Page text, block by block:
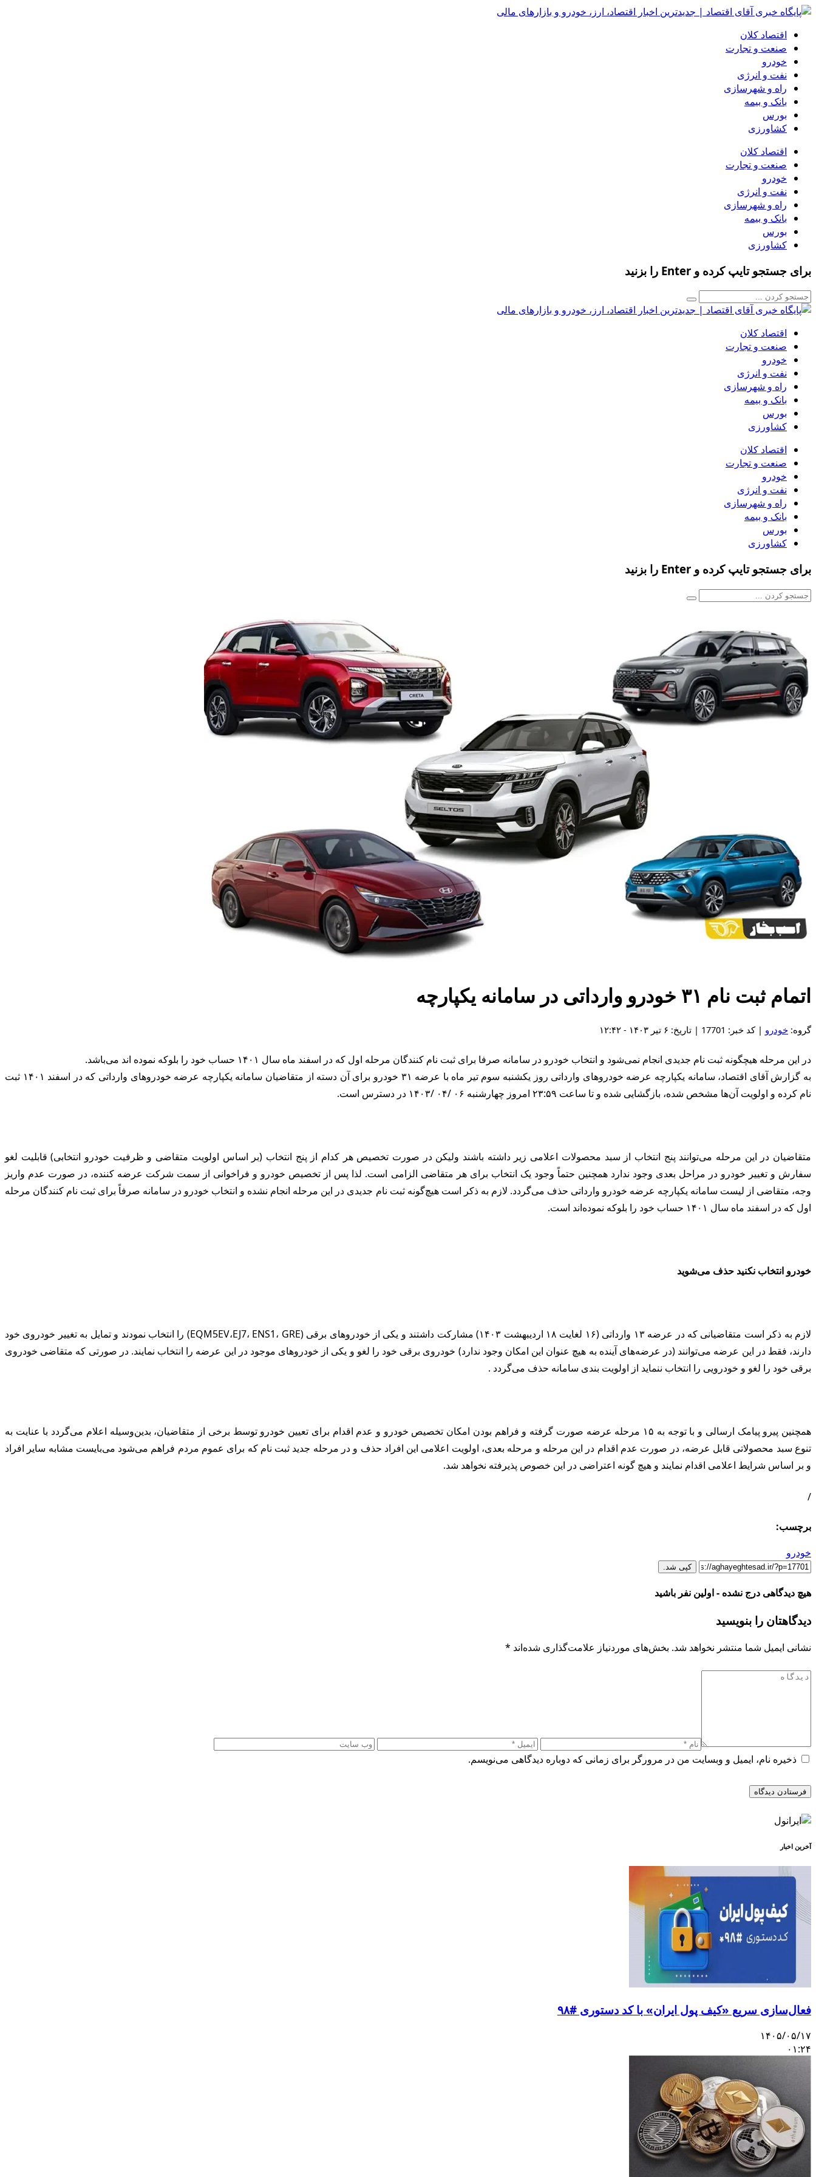
اقتصاد کلان
صنعت و تجارت
خودرو
نفت و انرژی
راه و شهرسازی
بانک و بیمه
بورس
کشاورزی
اقتصاد کلان
صنعت و تجارت
خودرو
نفت و انرژی
راه و شهرسازی
بانک و بیمه
بورس
کشاورزی
برای جستجو تایپ کرده و Enter را بزنید
اقتصاد کلان
صنعت و تجارت
خودرو
نفت و انرژی
راه و شهرسازی
بانک و بیمه
بورس
کشاورزی
اقتصاد کلان
صنعت و تجارت
خودرو
نفت و انرژی
راه و شهرسازی
بانک و بیمه
بورس
کشاورزی
برای جستجو تایپ کرده و Enter را بزنید
اتمام ثبت نام ۳۱ خودرو وارداتی در سامانه یکپارچه
گروه: خودرو | کد خبر: 17701 | تاریخ: ۶ تیر ۱۴۰۳ - ۱۲:۴۲
در این مرحله هیچگونه ثبت نام جدیدی انجام نمی‌شود و انتخاب خودرو در سامانه صرفا برای ثبت نام کنندگان مرحله اول که در اسفند ماه سال ۱۴۰۱ حساب خود را بلوکه نموده اند می‌باشد.
به گزارش آقای اقتصاد، سامانه یکپارچه عرضه خودروهای وارداتی روز یکشنبه سوم تیر ماه با عرضه ۳۱ خودرو برای آن دسته از متقاضیان سامانه یکپارچه عرضه خودروهای وارداتی که در اسفند ۱۴۰۱ ثبت
نام کرده و اولویت آن‌ها مشخص شده، بازگشایی شده و تا ساعت ۲۳:۵۹ امروز چهارشنبه ۰۶ /۰۴ /۱۴۰۳ در دسترس است.
متقاضیان در این مرحله می‌توانند پنج انتخاب از سبد محصولات اعلامی زیر داشته باشند ولیکن در صورت تخصیص هر کدام از پنج انتخاب (بر اساس اولویت متقاضی و ظرفیت خودرو انتخابی) قابلیت لغو
سفارش و تغییر خودرو در مراحل بعدی وجود ندارد همچنین حتماً وجود یک انتخاب برای هر متقاضی الزامی است. لذا پس از تخصیص خودرو و فراخوانی از سمت شرکت عرضه کننده، در صورت عدم واریز
وجه، متقاضی از لیست سامانه یکپارچه عرضه خودرو وارداتی حذف می‌گردد. لازم به ذکر است هیچ‌گونه ثبت نام جدیدی در این مرحله انجام نشده و انتخاب خودرو در سامانه صرفاً برای ثبت نام کنندگان مرحله
اول که در اسفند ماه سال ۱۴۰۱ حساب خود را بلوکه نموده‌اند است.
خودرو انتخاب نکنید حذف می‌شوید
لازم به ذکر است متقاضیانی که در عرضه ۱۳ وارداتی (۱۶ لغایت ۱۸ اردیبهشت ۱۴۰۳) مشارکت داشتند و یکی از خودروهای برقی (EQM5EV،EJ7، ENS1، GRE) را انتخاب نمودند و تمایل به تغییر خودروی خود
دارند، فقط در این عرضه می‌توانند (در عرضه‌های آینده به هیچ عنوان این امکان وجود ندارد) خودروی برقی خود را لغو و یکی از خودروهای موجود در این عرضه را انتخاب نمایند. در صورتی که متقاضی خودروی
برقی خود را لغو و خودرویی را انتخاب ننماید از اولویت بندی سامانه حذف می‌گردد .
همچنین پیرو پیامک ارسالی و با توجه به ۱۵ مرحله عرضه صورت گرفته و فراهم بودن امکان تخصیص خودرو و عدم اقدام برای تعیین خودرو توسط برخی از متقاضیان، بدین‌وسیله اعلام می‌گردد با عنایت به
تنوع سبد محصولاتی قابل عرضه، در صورت عدم اقدام در این مرحله و مرحله بعدی، اولویت اعلامی این افراد حذف و در مرحله جدید ثبت نام که برای عموم مردم فراهم می‌شود می‌بایست مشابه سایر افراد
و بر اساس شرایط اعلامی اقدام نمایند و هیچ گونه اعتراضی در این خصوص پذیرفته نخواهد شد.
/
برچسب:
خودرو
کپی شد.
هیچ دیدگاهی درج نشده - اولین نفر باشید
دیدگاهتان را بنویسید
نشانی ایمیل شما منتشر نخواهد شد. بخش‌های موردنیاز علامت‌گذاری شده‌اند *
ذخیره نام، ایمیل و وبسایت من در مرورگر برای زمانی که دوباره دیدگاهی می‌نویسم.
آخرین اخبار
فعال‌سازی سریع «کیف پول ایران» با کد دستوری #۹۸
۱۴۰۵/۰۵/۱۷
۰۱:۲۴